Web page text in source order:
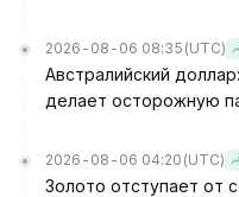
2026-08-06 08:35 (UTC)
Австралийский
делает осторожную
2026-08-06 04:20 (UTC)
Золото отступает от